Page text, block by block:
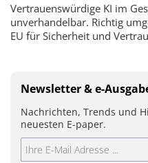
Vertrauenswürdige KI im
unverhandelbar. Richtig
EU für Sicherheit und
Newsletter & e-
Nachrichten, Trends und
neuesten E-paper.